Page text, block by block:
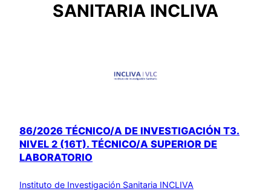
SANITARIA INCLIVA
86/2026 TÉCNICO/A DE INVESTIGACIÓN T3.
NIVEL 2 (16T). TÉCNICO/A SUPERIOR DE
LABORATORIO
Instituto de Investigación Sanitaria INCLIVA